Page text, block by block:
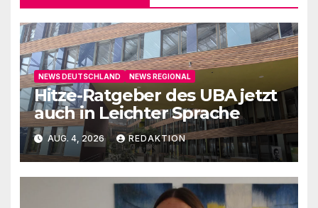
NEWS DEUTSCHLAND NEWS REGIONAL
Hitze-Ratgeber des UBA jetzt
auch in Leichter Sprache
AUG. 4, 2026 REDAKTION